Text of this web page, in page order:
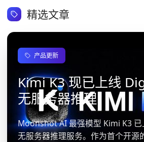
精选文章
产品更新
Kimi K3 现已上线
无服务器推理
Moonshot AI 最强模型 Kimi K3 已
无服务器推理服务。作为首个开源